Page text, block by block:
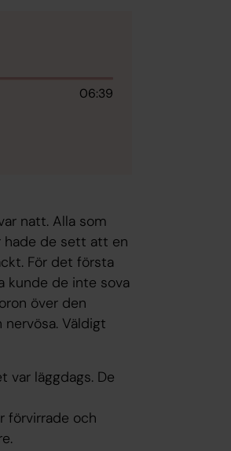
06:39
natt. Alla som
hade de sett att en
För det första
kunde de inte sova
över den
Väldigt
var läggdags. De
förvirrade och